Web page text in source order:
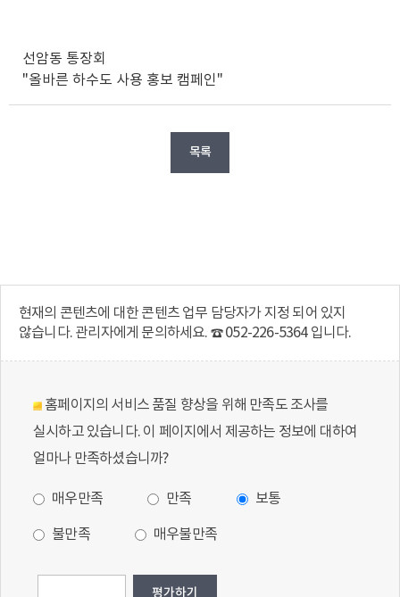
선암동 통장회
"올바른 하수도 사용 홍보 캠페인"
목록
현재의 콘텐츠에 대한 콘텐츠 업무 담당자가 지정 되어 있지
않습니다. 관리자에게 문의하세요. ☎ 052-226-5364 입니다.
홈페이지의 서비스 품질 향상을 위해 만족도 조사를
실시하고 있습니다. 이 페이지에서 제공하는 정보에 대하여
얼마나 만족하셨습니까?
매우만족 만족 보통
불만족 매우불만족